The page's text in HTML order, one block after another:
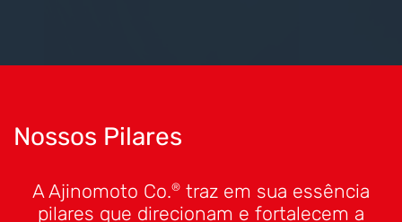
Nossos Pilares
A Ajinomoto Co.® traz em sua essência
pilares que direcionam e fortalecem a